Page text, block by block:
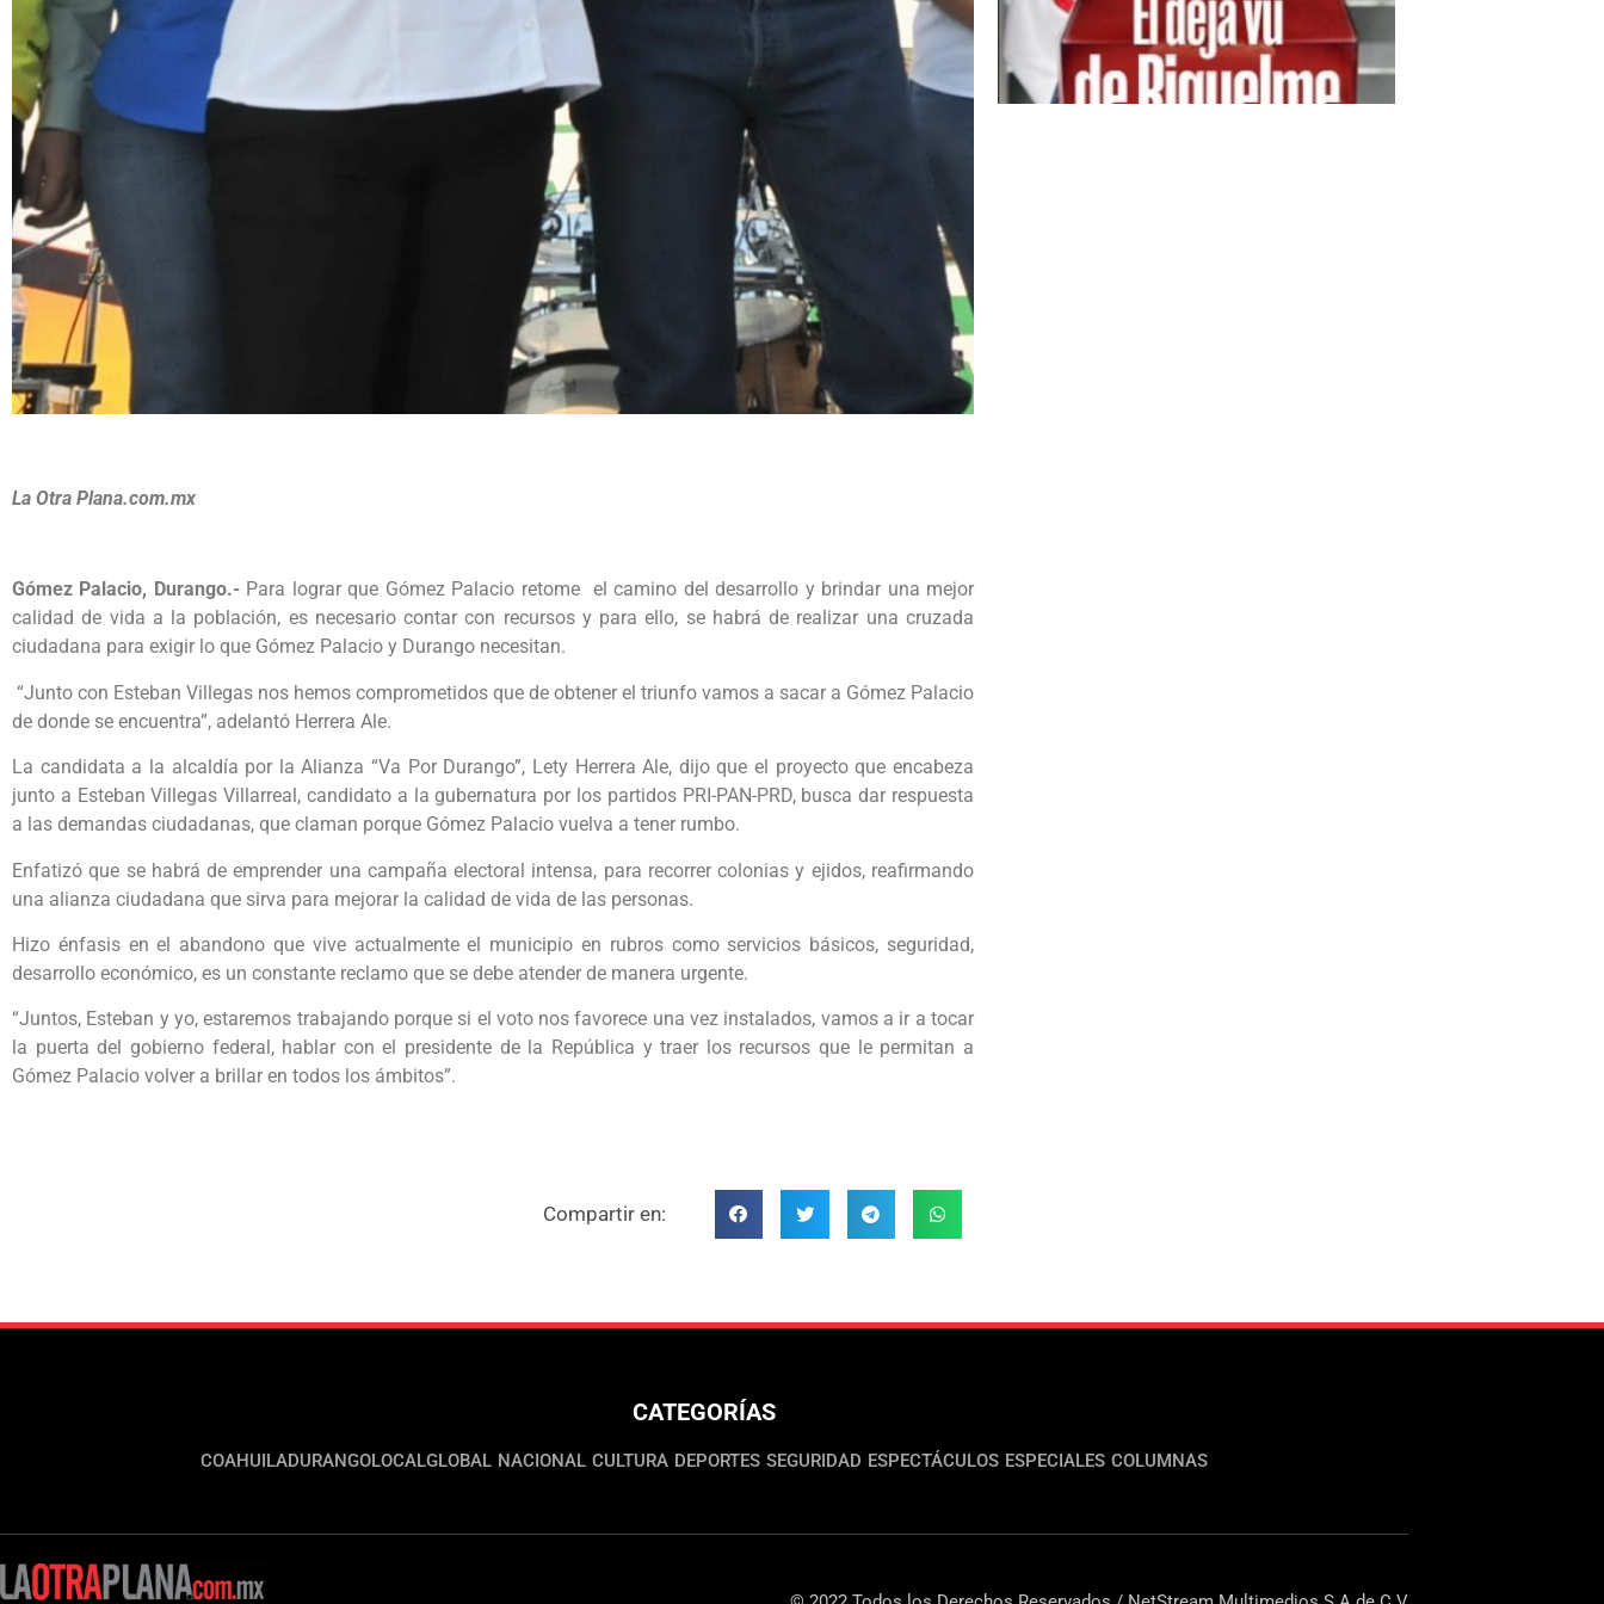
La Otra Plana.com.mx
Gómez Palacio, Durango.-Para lograr que Gómez Palacio retome el camino del desarrollo y brindar una mejor
calidad de vida a la población, es necesario contar con recursos y para ello, se habrá de realizar una cruzada
ciudadana para exigir lo que Gómez Palacio y Durango necesitan.
“Junto con Esteban Villegas nos hemos comprometidos que de obtener el triunfo vamos a sacar a Gómez Palacio
de donde se encuentra”, adelantó Herrera Ale.
La candidata a la alcaldía por la Alianza “Va Por Durango”, Lety Herrera Ale, dijo que el proyecto que encabeza
junto a Esteban Villegas Villarreal, candidato a la gubernatura por los partidos PRI-PAN-PRD, busca dar respuesta
a las demandas ciudadanas, que claman porque Gómez Palacio vuelva a tener rumbo.
Enfatizó que se habrá de emprender una campaña electoral intensa, para recorrer colonias y ejidos, reafirmando
una alianza ciudadana que sirva para mejorar la calidad de vida de las personas.
Hizo énfasis en el abandono que vive actualmente el municipio en rubros como servicios básicos, seguridad,
desarrollo económico, es un constante reclamo que se debe atender de manera urgente.
“Juntos, Esteban y yo, estaremos trabajando porque si el voto nos favorece una vez instalados, vamos a ir a tocar
la puerta del gobierno federal, hablar con el presidente de la República y traer los recursos que le permitan a
Gómez Palacio volver a brillar en todos los ámbitos”.
Compartir en:
CATEGORÍAS
COAHUILADURANGOLOCALGLOBAL NACIONAL CULTURA DEPORTES SEGURIDAD ESPECTÁCULOS ESPECIALES COLUMNAS